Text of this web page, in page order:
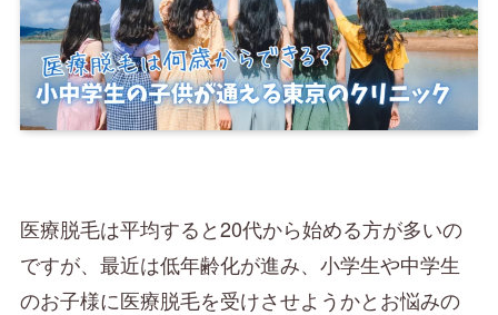
医療脱毛は平均すると20代から始める方が多いの
ですが、最近は低年齢化が進み、小学生や中学生
のお子様に医療脱毛を受けさせようかとお悩みの